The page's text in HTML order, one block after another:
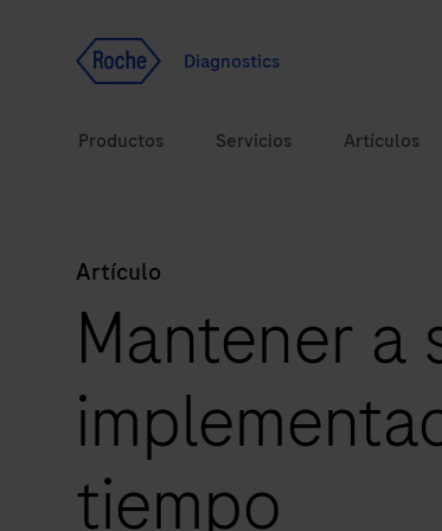
Diagnostics
Productos
Soluciones
Temas de salud
Servicios Artículos
Artículo
Mantener a
tiempo